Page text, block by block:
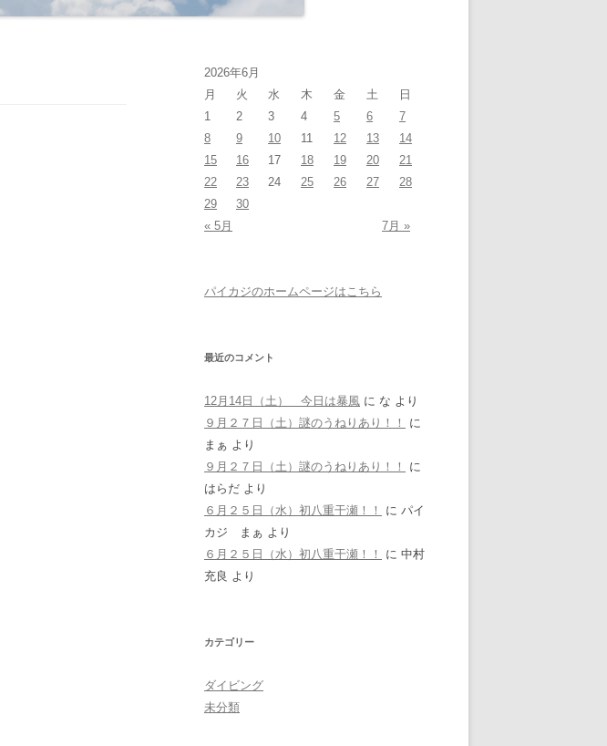
2026年6月
月
火 水 木 金 土
日
1
2 3 4 5 6
7
8
9 10 11 12 13
14
15
16 17 18 19 20
21
22
23 24 25 26 27
28
29
30
« 5月
7月 »
パイカジのホームページはこちら
最近のコメント
12月14日（土） 今日は暴風 に な より
９月２７日（土）謎のうねりあり！！
に
まぁ より
９月２７日（土）謎のうねりあり！！
に
はらだ より
６月２５日（水）初八重干瀬！！
に パイ
カジ まぁ より
６月２５日（水）初八重干瀬！！
に 中村
充良 より
カテゴリー
ダイビング
未分類